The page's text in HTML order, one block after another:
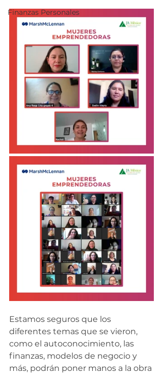
Finanzas Personales
Estamos seguros que los
diferentes temas que se vieron,
como el autoconocimiento, las
finanzas, modelos de negocio y
más, podrán poner manos a la obra